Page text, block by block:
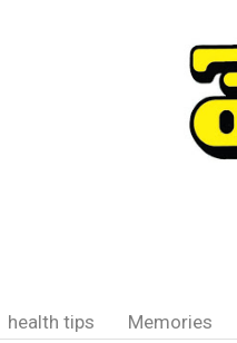
health tips Memories